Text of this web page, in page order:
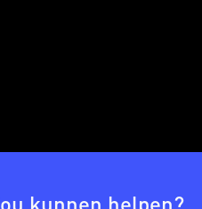
kunnen helpen?